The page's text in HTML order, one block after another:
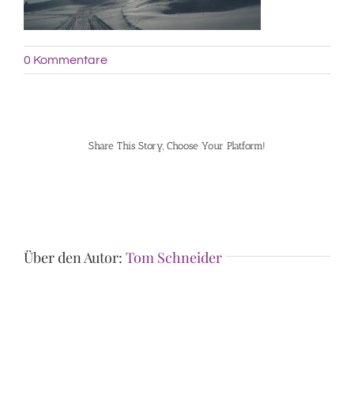
0 Kommentare
Share This Story, Choose Your Platform!
Über den Autor: Tom Schneider